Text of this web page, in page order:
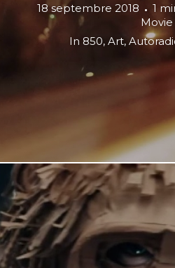
18 septembre 2018 1
Movie
In 850, Art,